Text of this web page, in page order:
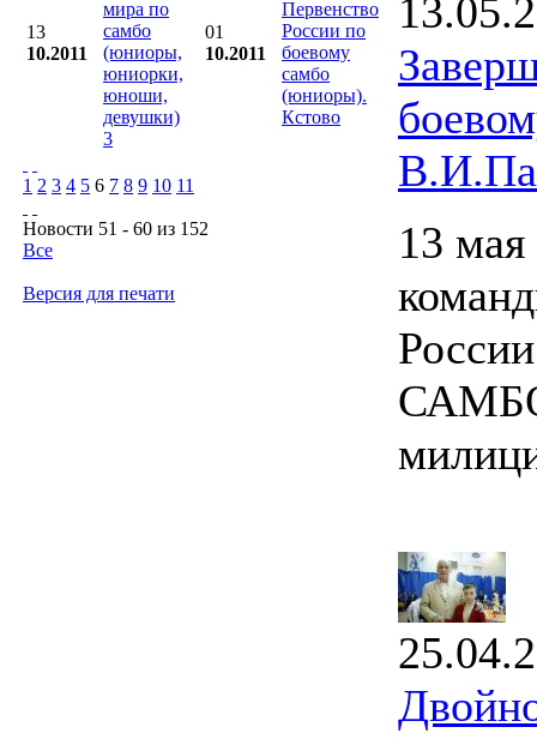
13
10.2011
мира по
самбо
(юниоры,
юниорки,
юноши,
девушки)
3
01
10.2011
Первенство
России по
боевому
самбо
(юниоры).
Кстово
1 2 3 4 5 6 7 8 9 10 11
Новости 51 - 60 из 152
Все
Версия для печати
13 мая